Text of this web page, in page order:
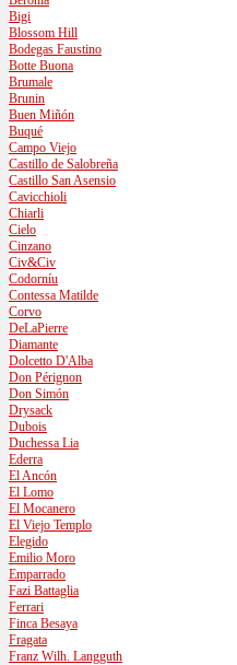
Bigi
Blossom Hill
Bodegas Faustino
Botte Buona
Brumale
Brunin
Buen Miñón
Buqué
Campo Viejo
Castillo de Salobreña
Castillo San Asensio
Cavicchioli
Chiarli
Cielo
Cinzano
Civ&Civ
Codorníu
Contessa Matilde
Corvo
DeLaPierre
Diamante
Dolcetto D'Alba
Don Pérignon
Don Simón
Drysack
Dubois
Duchessa Lia
Ederra
El Ancón
El Lomo
El Mocanero
El Viejo Templo
Elegido
Emilio Moro
Emparrado
Fazi Battaglia
Ferrari
Finca Besaya
Fragata
Franz Wilh. Langguth